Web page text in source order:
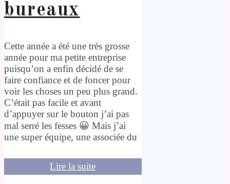
bureaux
Cette année a été une très grosse
année pour ma petite entreprise
puisqu’on a enfin décidé de se
faire confiance et de foncer pour
voir les choses un peu plus grand.
C’était pas facile et avant
d’appuyer sur le bouton j’ai pas
mal serré les fesses 😀 Mais j’ai
une super équipe, une associée du
Lire la suite